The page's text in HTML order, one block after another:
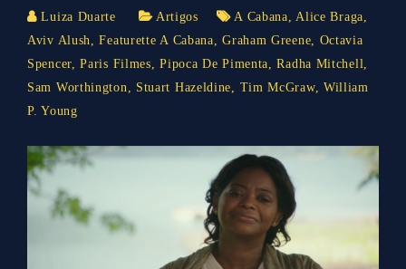
Luiza Duarte Artigos A Cabana,Alice Braga,
Aviv Alush,Featurette A Cabana,Graham Greene, Octavia
Spencer,Paris Filmes,Pipoca De Pimenta,Radha Mitchell,
Sam Worthington, Stuart Hazeldine, Tim McGraw, William
P. Young